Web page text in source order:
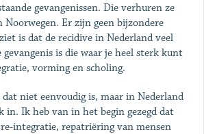
gevangenissen. Die verhuren ze
Noorwegen. Er zijn geen bijzondere
is dat de recidive in Nederland veel
gevangenis is die waar je heel sterk kunt
vorming en scholing.
dat niet eenvoudig is, maar in Nederland
in. Ik heb van in het begin gezegd dat
integratie, repatriëring van mensen